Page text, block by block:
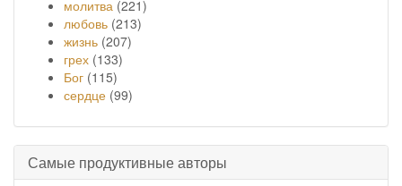
молитва (221)
любовь (213)
жизнь (207)
грех (133)
Бог (115)
сердце (99)
Самые продуктивные авторы